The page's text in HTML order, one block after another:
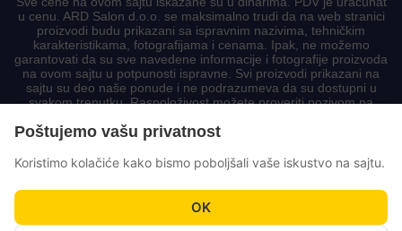
u cenu. ARD Salon d.o.o. se maksimalno trudi da na web stranici
proizvodi budu prikazani sa ispravnim nazivima, tehničkim
karakteristikama, fotografijama i cenama. Ipak, ne možemo
garantovati da su sve navedene informacije i fotografije proizvoda
na ovom sajtu u potpunosti ispravne. Svi proizvodi prikazani na
sajtu su deo naše ponude i ne podrazumeva da su dostupni u
svakom trenutku. Raspoloživost možete proveriti pozivom na
Poštujemo vašu privatnost
Koristimo kolačiće kako bismo poboljšali vaše iskustvo na sajtu.
OK